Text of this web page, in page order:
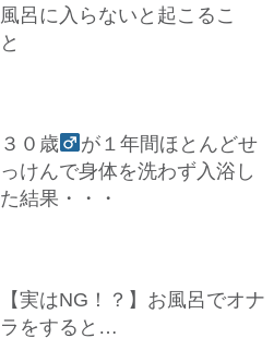
風呂に入らないと起こるこ
と
３０歳
が１年間ほとんどせ
っけんで身体を洗わず入浴し
た結果・・・
【実はNG！？】お風呂でオナ
ラをすると…